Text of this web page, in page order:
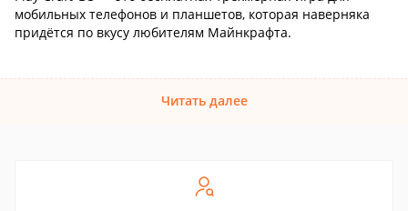
мобильных телефонов и планшетов, которая наверняка
придётся по вкусу любителям Майнкрафта.
Читать далее